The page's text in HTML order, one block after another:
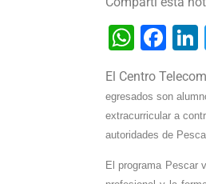
El Centro
egresados son
extracurricular a
autoridades de
El programa Pescar